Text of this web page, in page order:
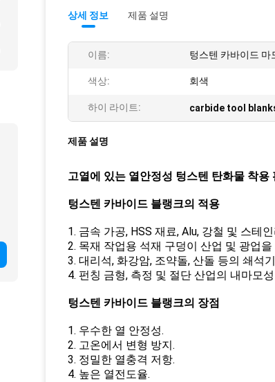
상세 정보 제품 설명
이름: 텅스텐 카바이드 마
색상: 회색
하이 라이트: carbide tool
제품 설명
고열에 있는 열안정성 텅스텐 탄화물 착용
텅스텐 카바이드 블랭크의 적용
1. 금속 가공, HSS 재료, Alu, 강철 및 스테
2. 목재 작업용 석재 구덩이 산업 및 광업
3. 대리석, 화강암, 조약돌, 산돌 등의 쇄석
4. 펀칭 금형, 측정 및 절단 산업의 내마모
텅스텐 카바이드 블랭크의 장점
1. 우수한 열 안정성.
2. 고온에서 변형 방지.
3. 정밀한 열충격 저항.
4. 높은 열전도율.